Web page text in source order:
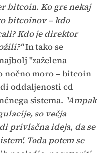
bitcoin. Ko gre nekaj
bitcoinov – kdo
Kdo je direktor
In tako se
"zaželena
nočno moro – bitcoin
oddaljenosti od
sistema. "Ampak
so večja
privlačna ideja, da se
Toda potem se